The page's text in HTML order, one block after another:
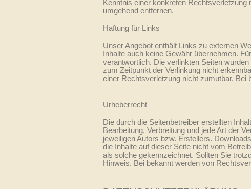
Kenntnis einer konkreten
umgehend entfernen.
Haftung für Links
Unser Angebot enthält Links zu externen
Inhalte auch keine Gewähr übernehmen.
verantwortlich. Die verlinkten Seiten
zum Zeitpunkt der Verlinkung nicht
einer Rechtsverletzung nicht zumutbar. Bei
Urheberrecht
Die durch die Seitenbetreiber erstellten
Bearbeitung, Verbreitung und jede Art der
jeweiligen Autors bzw. Erstellers.
die Inhalte auf dieser Seite nicht vom
als solche gekennzeichnet. Sollten Sie
Hinweis. Bei bekannt werden von